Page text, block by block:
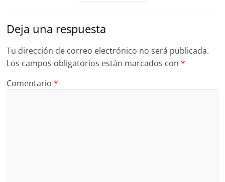
Deja una respuesta
Tu dirección de correo electrónico no será publicada.
Los campos obligatorios están marcados con*
Comentario*